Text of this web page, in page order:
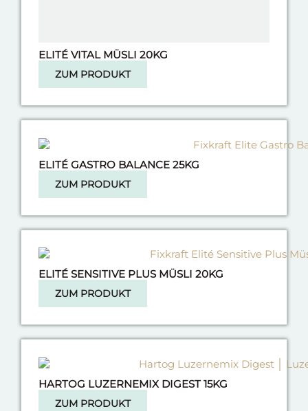
ELITÉ VITAL MÜSLI 20KG
ZUM PRODUKT
ELITÉ GASTRO BALANCE 25KG
ZUM PRODUKT
ELITÉ SENSITIVE PLUS MÜSLI 20KG
ZUM PRODUKT
HARTOG LUZERNEMIX DIGEST 15KG
ZUM PRODUKT